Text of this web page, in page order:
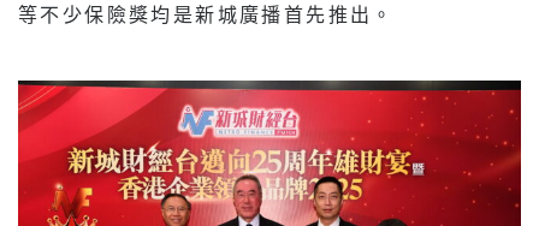
等不少保險獎均是新城廣播首先推出。